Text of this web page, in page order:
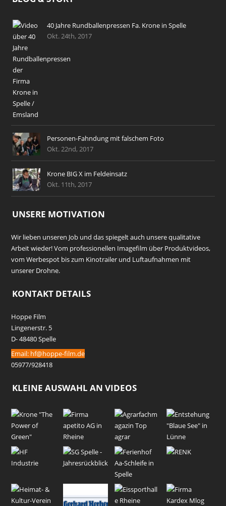
40 Jahre Rundballenpressen Fa. Krone in Spelle
Okt. 24th, 2017
Personen-Fahndung mit falschem Foto
Okt. 22nd, 2017
Krone BIG X im Feldeinsatz
Okt. 11th, 2017
UNSERE MOTIVATION
Wir lieben unseren Job und das spiegelt auch unsere qualitative
Arbeit wieder! Vom professionellen Imagefilm über Produktvideos,
vom Werbespot bis zum Kinotrailer und Luftaufnahmen mit
unserer Drohne.
KONTAKT DETAILS
Hoppe Film
Lingenerstr. 5
D- 48480 Spelle
Email: hf@hoppe-film.de
05977/928418
KLEINE AUSWAHL AN VIDEOS